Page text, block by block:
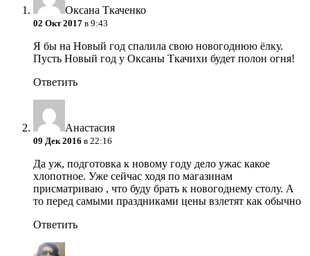
Оксана Ткаченко
02 Окт 2017 в 9:43
Я бы на Новый год спалила свою новогоднюю ёлку.
Пусть Новый год у Оксаны Ткачихи будет полон огня!
Ответить
Анастасия
09 Дек 2016 в 22:16
Да уж, подготовка к новому году дело ужас какое
хлопотное. Уже сейчас ходя по магазинам
присматриваю , что буду брать к новогоднему столу. А
то перед самыми праздниками цены взлетят как обычно
Ответить